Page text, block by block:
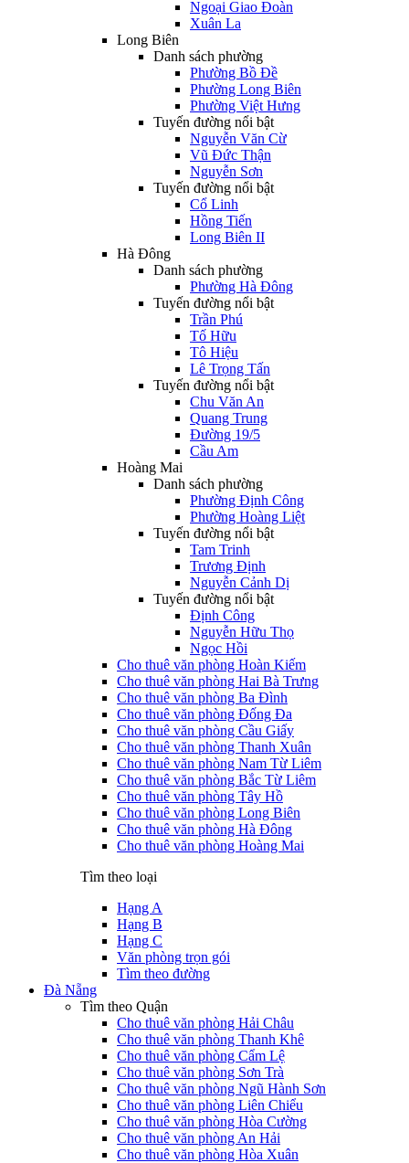
Ngoại Giao Đoàn
Xuân La
Long Biên
Danh sách phường
Phường Bồ Đề
Phường Long Biên
Phường Việt Hưng
Tuyến đường nổi bật
Nguyễn Văn Cừ
Vũ Đức Thận
Nguyễn Sơn
Tuyến đường nổi bật
Cổ Linh
Hồng Tiến
Long Biên II
Hà Đông
Danh sách phường
Phường Hà Đông
Tuyến đường nổi bật
Trần Phú
Tố Hữu
Tô Hiệu
Lê Trọng Tấn
Tuyến đường nổi bật
Chu Văn An
Quang Trung
Đường 19/5
Cầu Am
Hoàng Mai
Danh sách phường
Phường Định Công
Phường Hoàng Liệt
Tuyến đường nổi bật
Tam Trinh
Trương Định
Nguyễn Cảnh Dị
Tuyến đường nổi bật
Định Công
Nguyễn Hữu Thọ
Ngọc Hồi
Cho thuê văn phòng Hoàn Kiếm
Cho thuê văn phòng Hai Bà Trưng
Cho thuê văn phòng Ba Đình
Cho thuê văn phòng Đống Đa
Cho thuê văn phòng Cầu Giấy
Cho thuê văn phòng Thanh Xuân
Cho thuê văn phòng Nam Từ Liêm
Cho thuê văn phòng Bắc Từ Liêm
Cho thuê văn phòng Tây Hồ
Cho thuê văn phòng Long Biên
Cho thuê văn phòng Hà Đông
Cho thuê văn phòng Hoàng Mai
Tìm theo loại
Hạng A
Hạng B
Hạng C
Văn phòng trọn gói
Tìm theo đường
Đà Nẵng
Tìm theo Quận
Cho thuê văn phòng Hải Châu
Cho thuê văn phòng Thanh Khê
Cho thuê văn phòng Cẩm Lệ
Cho thuê văn phòng Sơn Trà
Cho thuê văn phòng Ngũ Hành Sơn
Cho thuê văn phòng Liên Chiểu
Cho thuê văn phòng Hòa Cường
Cho thuê văn phòng An Hải
Cho thuê văn phòng Hòa Xuân